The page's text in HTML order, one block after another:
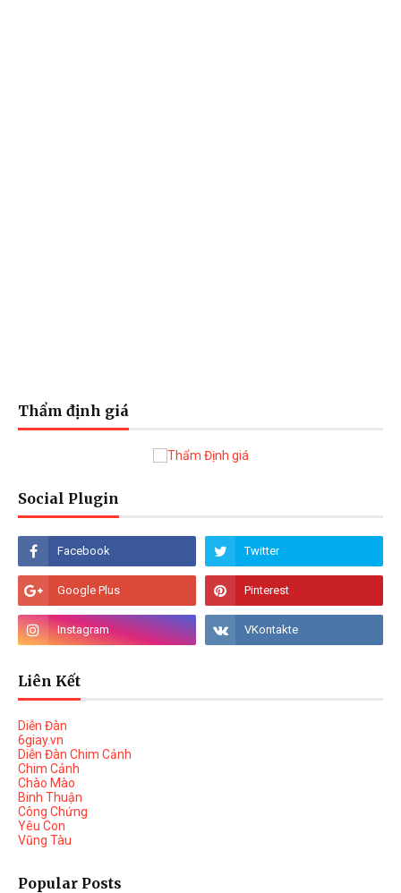
Thẩm định giá
Social Plugin
Liên Kết
Diễn Đàn
6giay.vn
Diễn Đàn Chim Cảnh
Chim Cảnh
Chào Mào
Binh Thuận
Công Chứng
Yêu Con
Vũng Tàu
Popular Posts